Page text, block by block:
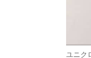
ユニク